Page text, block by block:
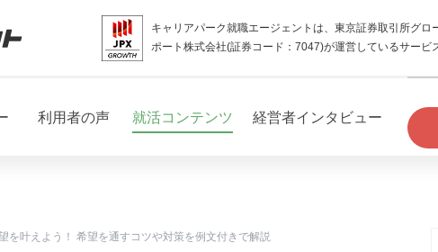
キャリアパーク就職エージェントは、東京証券取引所グロ
ポート株式会社(証券コード：7047)が運営しているサービ
利用者の声 就活コンテンツ 経営者インタビュー
を叶えよう！ 希望を通すコツや対策を例文付きで解説